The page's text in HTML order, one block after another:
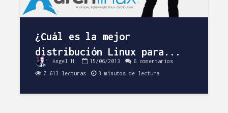
¿Cuál es la mejor
distribución Linux para...
Angel H. 15/06/2013 6 comentarios
7.613 lecturas 3 minutos de lectura